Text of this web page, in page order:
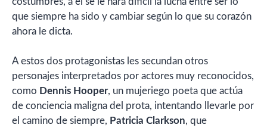
que siempre ha sido y cambiar según lo que su corazón
ahora le dicta.
A estos dos protagonistas les secundan otros
personajes interpretados por actores muy reconocidos,
como Dennis Hooper, un mujeriego poeta que actúa
de conciencia maligna del prota, intentando llevarle por
el camino de siempre, Patricia Clarkson, que